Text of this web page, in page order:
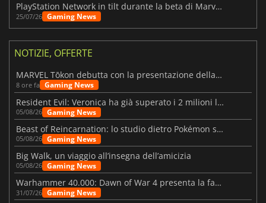
PlayStation Network in tilt durante la beta di Marvel Tōkon
25/07/26 Gaming News
NOTIZIE, OFFERTE
MARVEL Tōkon debutta con la presentazione della roadmap per il primo anno
8 ore fa Gaming News
Resident Evil: Veronica ha già superato i 2 milioni liste dei desideri
05/08/26 Gaming News
Beast of Reincarnation: lo studio dietro Pokémon su una nuova strada
05/08/26 Gaming News
Big Walk, un viaggio all’insegna dell’amicizia
05/08/26 Gaming News
Warhammer 40.000: Dawn of War 4 presenta la fazione dei Necron
31/07/26 Gaming News